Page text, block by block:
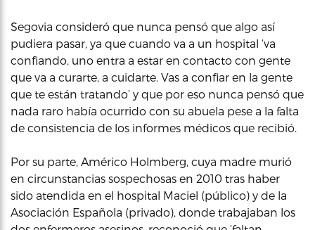
Segovia consideró que nunca pensó que algo así
pudiera pasar, ya que cuando va a un hospital ‘va
confiando, uno entra a estar en contacto con gente
que va a curarte, a cuidarte. Vas a confiar en la gente
que te están tratando’ y que por eso nunca pensó que
nada raro había ocurrido con su abuela pese a la falta
de consistencia de los informes médicos que recibió.
Por su parte, Américo Holmberg, cuya madre murió
en circunstancias sospechosas en 2010 tras haber
sido atendida en el hospital Maciel (público) y de la
Asociación Española (privado), donde trabajaban los